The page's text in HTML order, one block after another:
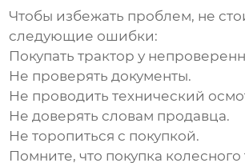
Чтобы избежать проблем, не
следующие ошибки:
Покупать трактор у
Не проверять документы.
Не проводить технический
Не доверять словам продавца.
Не торопиться с покупкой.
Помните, что покупка колесного